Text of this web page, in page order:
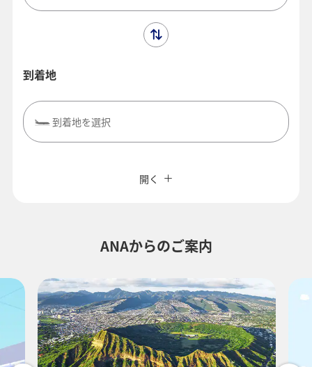
到着地
到着地を選択
時間帯指定なし
経由地および乗り継ぎ所要時間を追加する
往復で異なるクラスで検索開く
ANAからのご案内